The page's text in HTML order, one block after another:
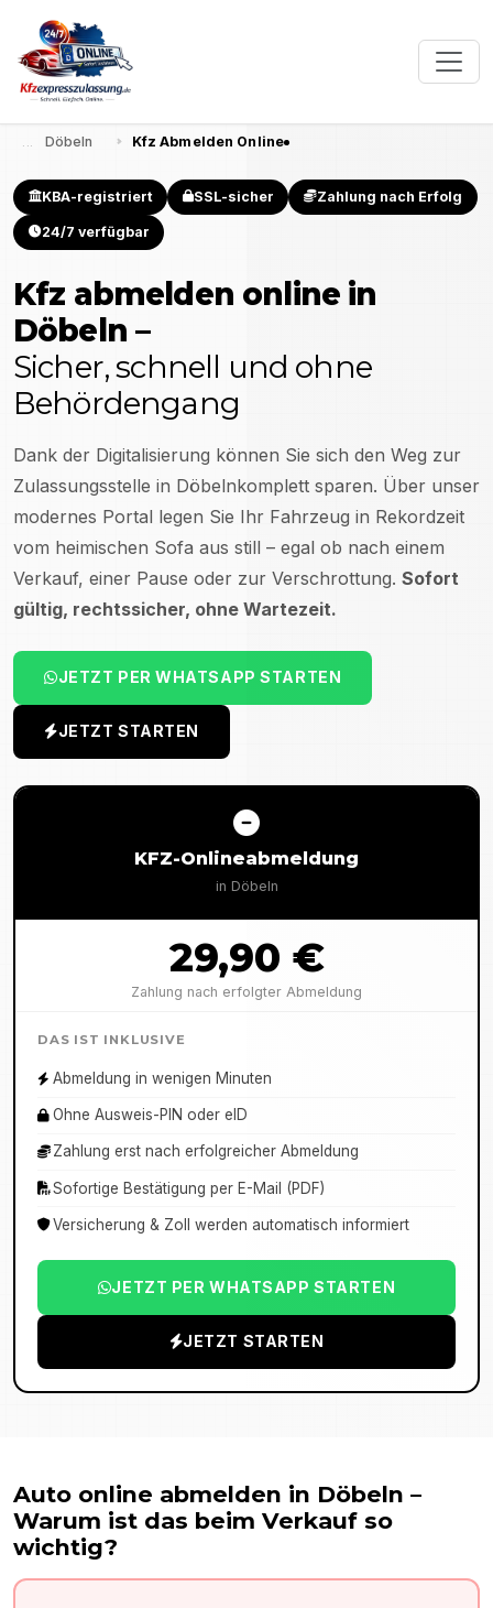
Döbeln Kfz Abmelden Online
KBA-registriert SSL-sicher Zahlung nach Erfolg
24/7 verfügbar
Kfz abmelden online in
Döbeln –
Sicher, schnell und ohne
Behördengang
Dank der Digitalisierung können Sie sich den Weg zur
Zulassungsstelle in Döbelnkomplett sparen. Über unser
modernes Portal legen Sie Ihr Fahrzeug in Rekordzeit
vom heimischen Sofa aus still – egal ob nach einem
Verkauf, einer Pause oder zur Verschrottung. Sofort
gültig, rechtssicher, ohne Wartezeit.
JETZT PER WHATSAPP STARTEN
JETZT STARTEN
KFZ-Onlineabmeldung
in Döbeln
29,90 €
Zahlung nach erfolgter Abmeldung
DAS IST INKLUSIVE
Abmeldung in wenigen Minuten
Ohne Ausweis-PIN oder eID
Zahlung erst nach erfolgreicher Abmeldung
Sofortige Bestätigung per E-Mail (PDF)
Versicherung & Zoll werden automatisch informiert
JETZT PER WHATSAPP STARTEN
JETZT STARTEN
Auto online abmelden in Döbeln –
Warum ist das beim Verkauf so
wichtig?